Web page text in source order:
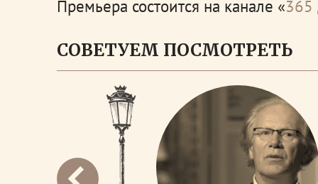
Премьера состоится на канале «365
СОВЕТУЕМ ПОСМОТРЕТЬ